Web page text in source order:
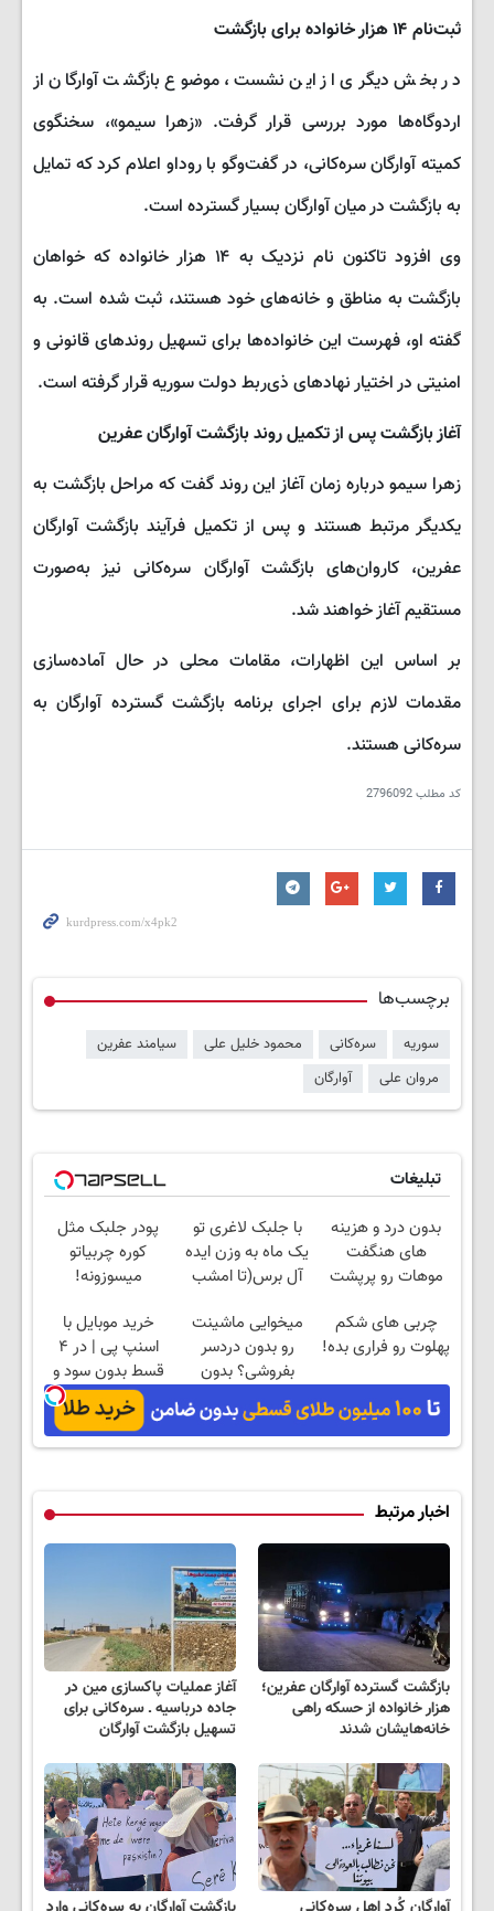
ثبت‌نام ۱۴ هزار خانواده برای بازگشت
در بخش دیگری از این نشست، موضوع بازگشت آوارگان از
اردوگاه‌ها مورد بررسی قرار گرفت. «زهرا سیمو»، سخنگوی
کمیته آوارگان سره‌کانی، در گفت‌وگو با روداو اعلام کرد که تمایل
به بازگشت در میان آوارگان بسیار گسترده است.
وی افزود تاکنون نام نزدیک به ۱۴ هزار خانواده که خواهان
بازگشت به مناطق و خانه‌های خود هستند، ثبت شده است. به
گفته او، فهرست این خانواده‌ها برای تسهیل روندهای قانونی و
امنیتی در اختیار نهادهای ذی‌ربط دولت سوریه قرار گرفته است.
آغاز بازگشت پس از تکمیل روند بازگشت آوارگان عفرین
زهرا سیمو درباره زمان آغاز این روند گفت که مراحل بازگشت به
یکدیگر مرتبط هستند و پس از تکمیل فرآیند بازگشت آوارگان
عفرین، کاروان‌های بازگشت آوارگان سره‌کانی نیز به‌صورت
مستقیم آغاز خواهند شد.
بر اساس این اظهارات، مقامات محلی در حال آماده‌سازی
مقدمات لازم برای اجرای برنامه بازگشت گسترده آوارگان به
سره‌کانی هستند.
کد مطلب2796092
برچسب‌ها
سوریه سره‌کانی محمود خلیل علی
سیامند عفرین
مروان علی
آوارگان
تبلیغات
بدون درد و هزینه
های هنگفت
موهات رو پرپشت
امشب
با جلبک لاغری تو
یک ماه به وزن ایده
آل برس(تا امشب
پودر جلبک مثل
کوره چربیاتو
میسوزونه!
چربی های شکم
پهلوت رو فراری بده!
میخوایی ماشینت
رو بدون دردسر
بفروشی؟ بدون
کمیسیون
خرید موبایل با
اسنپ پی | در ۴
قسط بدون سود و
کارمزد!
اخبار مرتبط
بازگشت گسترده آوارگان عفرین؛
هزار خانواده از حسکه راهی
خانه‌هایشان شدند
آغاز عملیات پاکسازی مین در
جاده درباسیه ـ سره‌کانی برای
تسهیل بازگشت آوارگان